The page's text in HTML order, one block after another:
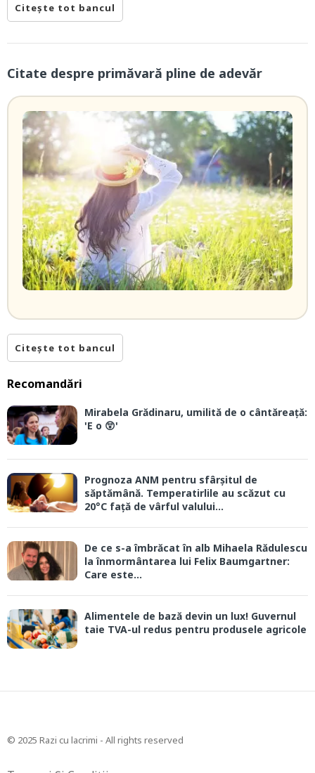
Citește tot bancul
Citate despre primăvară pline de adevăr
Citește tot bancul
Recomandări
Mirabela Grădinaru, umilită de o cântăreață:
'E o 😲'
Prognoza ANM pentru sfârșitul de
săptămână. Temperatirlile au scăzut cu
20°C față de vârful valului...
De ce s-a îmbrăcat în alb Mihaela Rădulescu
la înmormântarea lui Felix Baumgartner:
Care este...
Alimentele de bază devin un lux! Guvernul
taie TVA-ul redus pentru produsele agricole
© 2025 Razi cu lacrimi - All rights reserved